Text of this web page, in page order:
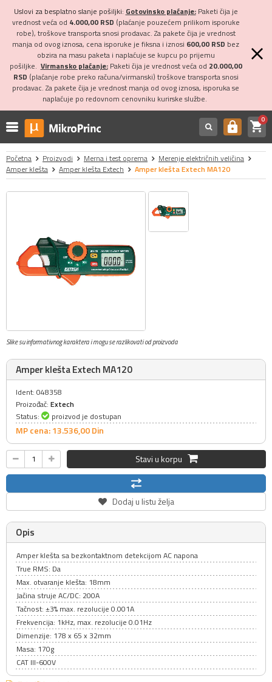
Uslovi za besplatno slanje pošiljki: Gotovinsko plaćanje:Paketi čija je
vrednost veća od 4.000,00 RSD (plaćanje pouzećem prilikom isporuke
robe), troškove transporta snosi prodavac. Za pakete čija je vrednost
manja od ovog iznosa, cena isporuke je fiksna i iznosi 600,00 RSD bez
obzira na masu paketa i naplaćuje se kupcu po prijemu
pošiljke. Virmansko plaćanje:Paketi čija je vrednost veća od 20.000,00
RSD (plaćanje robe preko računa/virmanski) troškove transporta snosi
prodavac. Za pakete čija je vrednost manja od ovog iznosa, isporuka se
naplaćuje po redovnom cenovniku kurirske službe.
https shopping_cart0
Početna Proizvodi Merna i test oprema
Merenje električnih veličina
Amper klešta
Amper klešta Extech Amper klešta Extech MA120
Slike su informativnog karaktera i mogu se razlikovati od proizvoda
Amper klešta Extech MA120
Ident: 048358
Proizođač: Extech
Status:
proizvod je dostupan
MP cena: 13.536,00Din
Stavi u korpu
Dodaj u listu želja
Opis
Amper klešta sa bezkontaktnom detekcijom AC napona
True RMS: Da
Max. otvaranje klešta: 18mm
Jačina struje AC/DC: 200A
Tačnost: ±3% max. rezolucije 0.001A
Frekvencija: 1kHz, max. rezolucije 0.01Hz
Dimenzije: 178 x 65 x 32mm
Masa: 170g
CAT III-600V